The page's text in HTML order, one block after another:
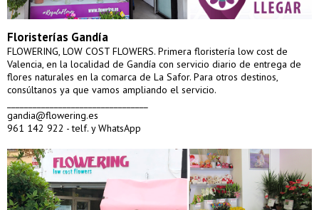
Floristerías Gandía
FLOWERING, LOW COST FLOWERS. Primera floristería low cost de
Valencia, en la localidad de Gandía con servicio diario de entrega de
flores naturales en la comarca de La Safor. Para otros destinos,
consúltanos ya que vamos ampliando el servicio.
gandia@flowering.es
961 142 922 - telf. y WhatsApp